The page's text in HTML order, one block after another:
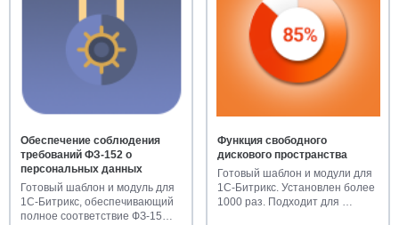
Обеспечение соблюдения
требований ФЗ-152 о
персональных данных
Готовый шаблон и модуль для
1С-Битрикс, обеспечивающий
полное соответствие ФЗ-15…
Функция свободного
дискового пространства
Готовый шаблон и модули для
1С-Битрикс. Установлен более
1000 раз. Подходит для …